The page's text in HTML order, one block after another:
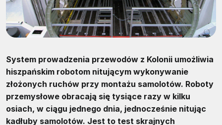
System prowadzenia przewodów z Kolonii umożliwia
hiszpańskim robotom nitującym wykonywanie
złożonych ruchów przy montażu samolotów. Roboty
przemysłowe obracają się tysiące razy w kilku
osiach, w ciągu jednego dnia, jednocześnie nitując
kadłuby samolotów. Jest to test skrajnych